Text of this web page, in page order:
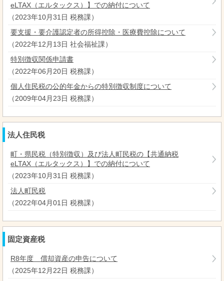
eLTAX（エルタックス）】での納付について
（2023年10月31日 税務課）
要支援・要介護認定者の所得控除・医療費控除について
（2022年12月13日 社会福祉課）
特別徴収関係申請書
（2022年06月20日 税務課）
個人住民税の公的年金からの特別徴収制度について
（2009年04月23日 税務課）
法人住民税
町・県民税（特別徴収）及び法人町民税の【共通納税
eLTAX（エルタックス）】での納付について
（2023年10月31日 税務課）
法人町民税
（2022年04月01日 税務課）
固定資産税
R8年度 償却資産の申告について
（2025年12月22日 税務課）